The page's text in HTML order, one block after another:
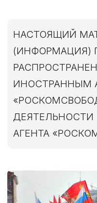
НАСТОЯЩИЙ
(ИНФОРМАЦИЯ)
ИНОСТРАННЫМ
АГЕНТА